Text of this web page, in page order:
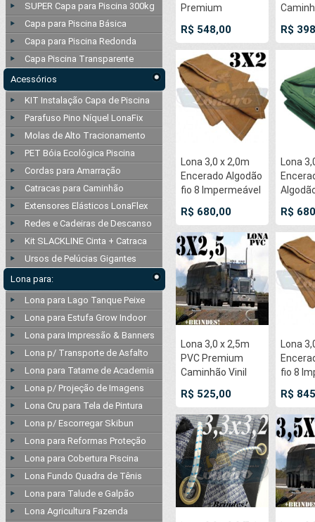
SUPER Capa para Piscina 300kg
Capa para Piscina Básica
Capa para Piscina Redonda
Capa Piscina Transparente
Acessórios
KIT Instalação Capa de Piscina
Parafuso Pino Níquel LonaFix
Molas de Alto Tracionamento
PET Bóia Ecológica Piscina
Cordas para Amarração
Catracas para Caminhão
Extensores Elásticos LonaFlex
Redes e Cadeiras de Descanso
Kit SLACKLINE Cinta + Catraca
Ursos de Pelúcias Gigantes
Lona para:
Lona para Lago Tanque Peixe
Lona para Estufa Grow Indoor
Lona para Impressão & Banners
Lona p/ Transporte de Asfalto
Lona para Tatame de Academia
Lona p/ Projeção de Imagens
Lona Cru para Tela de Pintura
Lona p/ Escorregar Skibun
Lona para Reformas Proteção
Lona para Cobertura Piscina
Lona Fundo Quadra de Tênis
Lona para Talude e Galpão
Lona Agricultura Fazenda
Premium
Impermeável
RipStop de
Algodão Caqui
para Cobertura
Carretinha Truck
Caminhão
R$ 548,00
4
50cm
R$
Lona 3,0 x 2,0m
Encerado Algodão
fio 8 Impermeável
nas pontas
R$ 680,00
Lona
Ilhoses
R$
Lona 3,0 x 2,5m
PVC Premium
Caminhão Vinil
AntiChamas com
5 LonaFlex
Gancho 25cm e 5
LonaFlex Gancho
50cm
R$ 525,00
Lona
fio 8
nas
R$